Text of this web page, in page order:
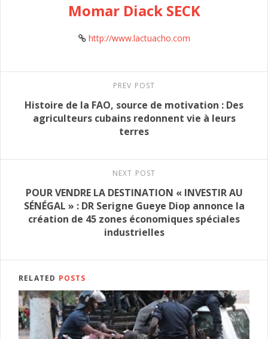
Momar Diack SECK
http://www.lactuacho.com
PREV POST
Histoire de la FAO, source de motivation : Des
agriculteurs cubains redonnent vie à leurs
terres
NEXT POST
POUR VENDRE LA DESTINATION « INVESTIR AU
SÉNÉGAL » : DR Serigne Gueye Diop annonce la
création de 45 zones économiques spéciales
industrielles
RELATED POSTS